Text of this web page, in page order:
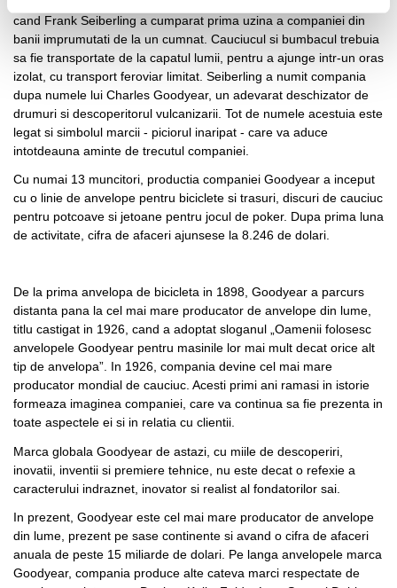
cand Frank Seiberling a cumparat prima uzina a companiei din
banii imprumutati de la un cumnat. Cauciucul si bumbacul trebuia
sa fie transportate de la capatul lumii, pentru a ajunge intr-un oras
izolat, cu transport feroviar limitat. Seiberling a numit compania
dupa numele lui Charles Goodyear, un adevarat deschizator de
drumuri si descoperitorul vulcanizarii. Tot de numele acestuia este
legat si simbolul marcii - piciorul inaripat - care va aduce
intotdeauna aminte de trecutul companiei.
Cu numai 13 muncitori, productia companiei Goodyear a inceput
cu o linie de anvelope pentru biciclete si trasuri, discuri de cauciuc
pentru potcoave si jetoane pentru jocul de poker. Dupa prima luna
de activitate, cifra de afaceri ajunsese la 8.246 de dolari.
De la prima anvelopa de bicicleta in 1898, Goodyear a parcurs
distanta pana la cel mai mare producator de anvelope din lume,
titlu castigat in 1926, cand a adoptat sloganul „Oamenii folosesc
anvelopele Goodyear pentru masinile lor mai mult decat orice alt
tip de anvelopa”. In 1926, compania devine cel mai mare
producator mondial de cauciuc. Acesti primi ani ramasi in istorie
formeaza imaginea companiei, care va continua sa fie prezenta in
toate aspectele ei si in relatia cu clientii.
Marca globala Goodyear de astazi, cu miile de descoperiri,
inovatii, inventii si premiere tehnice, nu este decat o refexie a
caracterului indraznet, inovator si realist al fondatorilor sai.
In prezent, Goodyear este cel mai mare producator de anvelope
din lume, prezent pe sase continente si avand o cifra de afaceri
anuala de peste 15 miliarde de dolari. Pe langa anvelopele marca
Goodyear, compania produce alte cateva marci respectate de